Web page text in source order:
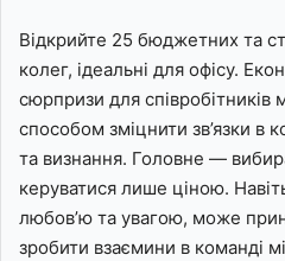
Відкрийте 25 бюджетних та
колег, ідеальні для офісу.
сюрпризи для
способом зміцнити зв’язки в
та визнання. Головне —
керуватися лише ціною.
любов’ю та увагою, може
зробити взаємини в команді